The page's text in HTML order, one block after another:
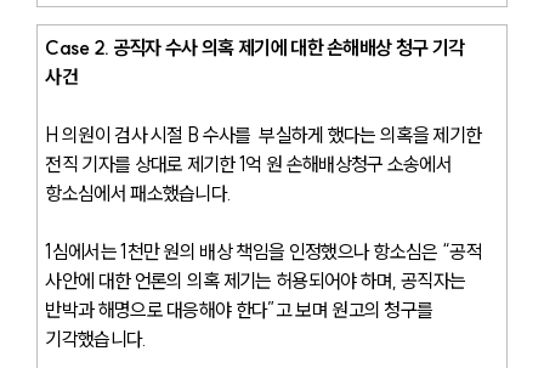
Case 2. 공직자 수사 의혹 제기에 대한 손해배상 청구 기각
사건
H 의원이 검사 시절 B 수사를  부실하게 했다는 의혹을 제기한
전직 기자를 상대로 제기한 1억 원 손해배상청구 소송에서
항소심에서 패소했습니다.
1심에서는 1천만 원의 배상 책임을 인정했으나 항소심은 “공적
사안에 대한 언론의 의혹 제기는 허용되어야 하며, 공직자는
반박과 해명으로 대응해야 한다”고 보며 원고의 청구를
기각했습니다.